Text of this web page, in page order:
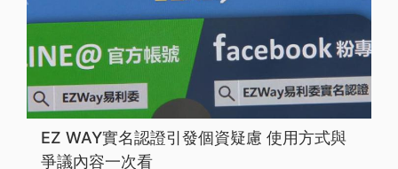
EZ WAY實名認證引發個資疑慮 使用方式與
爭議內容一次看